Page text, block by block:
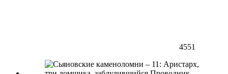
4551